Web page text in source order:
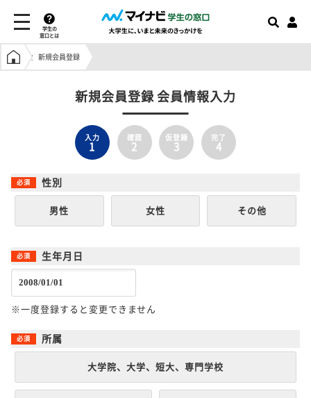
学生の
窓口とは
学生の窓口トップ
新規会員登録
新規会員登録 会員情報入力
入力
1
確認
2
仮登録
3
完了
4
性別
男性 女性 その他
生年月日
※一度登録すると変更できません
所属
大学院、大学、短大、専門学校